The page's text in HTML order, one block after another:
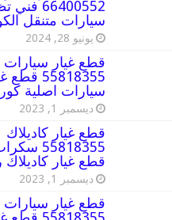
66400552
سيارات متنقل
يونيو 28, 2024
قطع غيار سيارات
55818355
سيارات اصلية
ديسمبر 1, 2023
قطع غيار كاديلاك
55818355
قطع غيار
ديسمبر 1, 2023
قطع غيار سيارات